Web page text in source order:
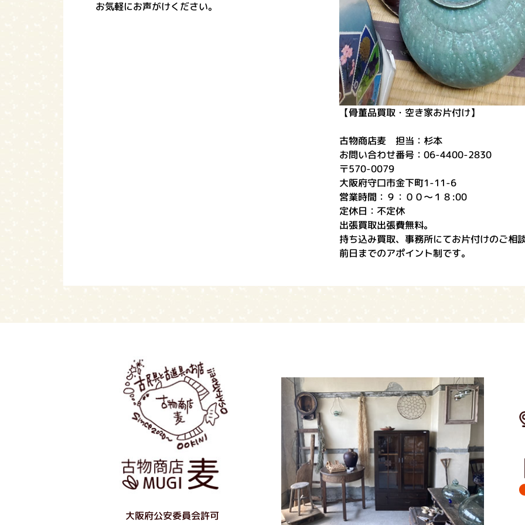
お気軽にお声がけください。
【骨董品買取・空き家お片付け】
古物商店麦 担当：杉本
お問い合わせ番号：06-4400-2830
〒570-0079
大阪府守口市金下町1-11-6
営業時間：９：００～１８:00
定休日：不定休
出張買取出張費無料。
持ち込み買取、事務所にてお片付けのご相
前日までのアポイント制です。
大阪府公安委員会許可